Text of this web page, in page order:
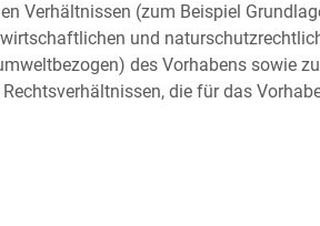
Verhältnissen (zum Beispiel
und
des Vorhabens sowie
die für das